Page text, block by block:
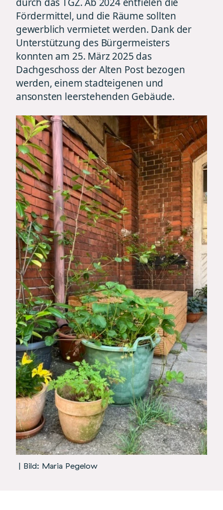
Fördermittel, und die Räume sollten
gewerblich vermietet werden. Dank der
Unterstützung des Bürgermeisters
konnten am 25. März 2025 das
Dachgeschoss der Alten Post bezogen
werden, einem stadteigenen und
ansonsten leerstehenden Gebäude.
| Bild: Maria Pegelow